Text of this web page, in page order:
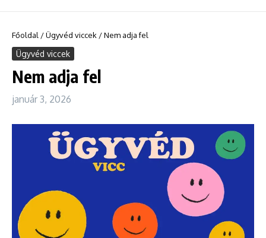
Főoldal /Ügyvéd viccek /Nem adja fel
Ügyvéd viccek
Nem adja fel
január 3, 2026